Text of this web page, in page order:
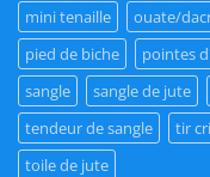
mini tenaille
ouate/
pied de biche
pointes
sangle
sangle de jute
tendeur de sangle
tir
toile de jute